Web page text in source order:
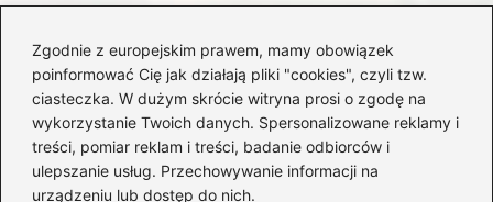
Zgodnie z europejskim prawem, mamy obowiązek
poinformować Cię jak działają pliki "cookies", czyli tzw.
ciasteczka. W dużym skrócie witryna prosi o zgodę na
wykorzystanie Twoich danych. Spersonalizowane reklamy i
treści, pomiar reklam i treści, badanie odbiorców i
ulepszanie usług. Przechowywanie informacji na
urządzeniu lub dostęp do nich.
Odkryj przyczyny i
rozwiązania dla Twojego
silnika
Kategorie